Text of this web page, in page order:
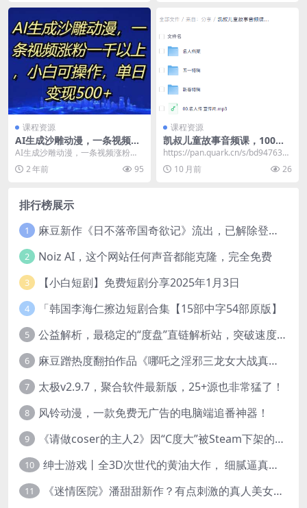
课程资源
AI生成沙雕动漫，一条视频涨
粉一千以上，小白可操作，单
日变现500+
AI生成沙雕动漫，一条视频涨粉一
千以上，小白可操作，单日变现50
0+ 沙雕动画一...
2 年前 95
课程资源
凯叔儿童故事音频课，100个
影响世界的名人故事
https://pan.quark.cn/s/bd94763d7
56c
10 月前 26
排行榜展示
1 麻豆新作《日不落帝国奇欲记》流出，已解除登录验证！
2 Noiz AI，这个网站任何声音都能克隆，完全免费
3 【小白短剧】免费短剧分享2025年1月3日
4 「韩国李海仁擦边短剧合集【15部中字54部原版】
5 公益解析，最稳定的“度盘”直链解析站，突破速度限制
6 麻豆蹭热度翻拍作品《哪吒之淫邪三龙女大战真阳魔童》 已上线
7 太极v2.9.7，聚合软件最新版，25+源也非常猛了！
8 风铃动漫，一款免费无广告的电脑端追番神器！
9 《请做coser的主人2》因“C度大”被Steam下架的真人美女互动游戏！
10 绅士游戏丨全3D次世代的黄油大作， 细腻逼真的双人互动狂想曲！
11 《迷情医院》潘甜甜新作？有点刺激的真人美女互动游戏